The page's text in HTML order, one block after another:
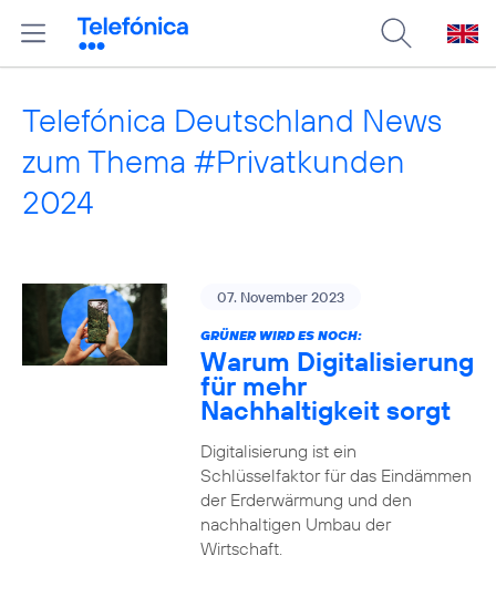
Telefónica Deutschland News
zum Thema #Privatkunden
2024
07. November 2023
GRÜNER WIRD ES NOCH:
Warum Digitalisierung
für mehr
Nachhaltigkeit sorgt
Digitalisierung ist ein
Schlüsselfaktor für das Eindämmen
der Erderwärmung und den
nachhaltigen Umbau der
Wirtschaft.